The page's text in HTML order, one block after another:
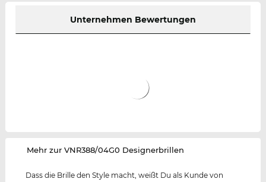
Unternehmen Bewertungen
‌Mehr zur VNR388/04G0 Designerbrillen
Dass die Brille den Style macht, weißt Du als Kunde von